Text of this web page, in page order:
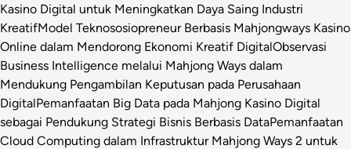
Kasino Digital untuk Meningkatkan Daya Saing Industri
KreatifModel Teknososiopreneur Berbasis Mahjongways Kasino
Online dalam Mendorong Ekonomi Kreatif DigitalObservasi
Business Intelligence melalui Mahjong Ways dalam
Mendukung Pengambilan Keputusan pada Perusahaan
DigitalPemanfaatan Big Data pada Mahjong Kasino Digital
sebagai Pendukung Strategi Bisnis Berbasis DataPemanfaatan
Cloud Computing dalam Infrastruktur Mahjong Ways 2 untuk